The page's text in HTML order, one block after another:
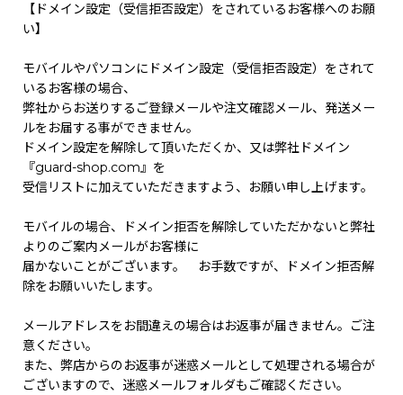
【ドメイン設定（受信拒否設定）をされているお客様へのお願
い】
モバイルやパソコンにドメイン設定（受信拒否設定）をされて
いるお客様の場合、
弊社からお送りするご登録メールや注文確認メール、発送メー
ルをお届する事ができません。
ドメイン設定を解除して頂いただくか、又は弊社ドメイン
『guard-shop.com』を
受信リストに加えていただきますよう、お願い申し上げます。
モバイルの場合、ドメイン拒否を解除していただかないと弊社
よりのご案内メールがお客様に
届かないことがございます。 お手数ですが、ドメイン拒否解
除をお願いいたします。
メールアドレスをお間違えの場合はお返事が届きません。ご注
意ください。
また、弊店からのお返事が迷惑メールとして処理される場合が
ございますので、迷惑メールフォルダもご確認ください。